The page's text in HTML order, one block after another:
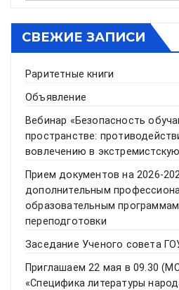
СВЕЖИЕ ЗАПИСИ
Раритетные книги
Объявление
Вебинар «Безопасность
пространстве:
вовлечению в
Прием документов на 2026-
дополнительным
образовательным
переподготовки
Заседание Ученого совета
Приглашаем 22 мая в 09.30
«Специфика литературы